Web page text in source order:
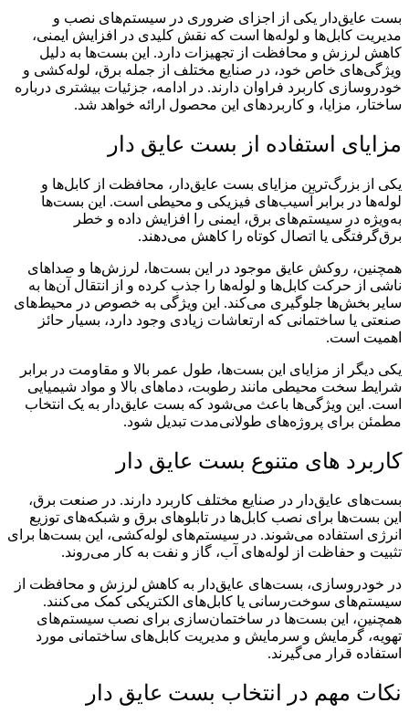
بست عایق‌دار یکی از اجزای ضروری در سیستم‌های نصب و
مدیریت کابل‌ها و لوله‌ها است که نقش کلیدی در افزایش ایمنی،
کاهش لرزش و محافظت از تجهیزات دارد. این بست‌ها به دلیل
ویژگی‌های خاص خود، در صنایع مختلف از جمله برق، لوله‌کشی و
خودروسازی کاربرد فراوان دارند. در ادامه، جزئیات بیشتری درباره
ساختار، مزایا، و کاربردهای این محصول ارائه خواهد شد.
مزایای استفاده از بست عایق دار
یکی از بزرگ‌ترین مزایای بست عایق‌دار، محافظت از کابل‌ها و
لوله‌ها در برابر آسیب‌های فیزیکی و محیطی است. این بست‌ها
به‌ویژه در سیستم‌های برق، ایمنی را افزایش داده و خطر
برق‌گرفتگی یا اتصال کوتاه را کاهش می‌دهند.
همچنین، روکش عایق موجود در این بست‌ها، لرزش‌ها و صداهای
ناشی از حرکت کابل‌ها و لوله‌ها را جذب کرده و از انتقال آن‌ها به
سایر بخش‌ها جلوگیری می‌کند. این ویژگی به خصوص در محیط‌های
صنعتی یا ساختمانی که ارتعاشات زیادی وجود دارد، بسیار حائز
اهمیت است.
یکی دیگر از مزایای این بست‌ها، طول عمر بالا و مقاومت در برابر
شرایط سخت محیطی مانند رطوبت، دماهای بالا و مواد شیمیایی
است. این ویژگی‌ها باعث می‌شود که بست عایق‌دار به یک انتخاب
مطمئن برای پروژه‌های طولانی‌مدت تبدیل شود.
کاربرد های متنوع بست عایق دار
بست‌های عایق‌دار در صنایع مختلف کاربرد دارند. در صنعت برق،
این بست‌ها برای نصب کابل‌ها در تابلوهای برق و شبکه‌های توزیع
انرژی استفاده می‌شوند. در سیستم‌های لوله‌کشی، این بست‌ها برای
تثبیت و حفاظت از لوله‌های آب، گاز و نفت به کار می‌روند.
در خودروسازی، بست‌های عایق‌دار به کاهش لرزش و محافظت از
سیستم‌های سوخت‌رسانی یا کابل‌های الکتریکی کمک می‌کنند.
همچنین، این بست‌ها در ساختمان‌سازی برای نصب سیستم‌های
تهویه، گرمایش و سرمایش و مدیریت کابل‌های ساختمانی مورد
استفاده قرار می‌گیرند.
نکات مهم در انتخاب بست عایق دار